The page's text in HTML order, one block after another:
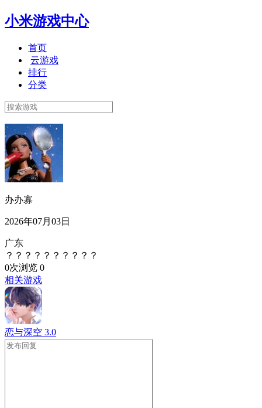
小米游戏中心
首页
云游戏
排行
分类
办办寡
2026年07月03日
广东
？？？？？？？？？？
0次浏览 0
相关游戏
恋与深空 3.0